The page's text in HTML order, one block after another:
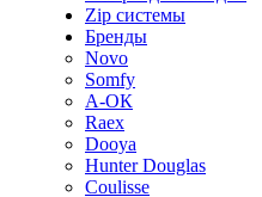
Zip системы
Бренды
Novo
Somfy
А-ОК
Raex
Dooya
Hunter Douglas
Coulisse